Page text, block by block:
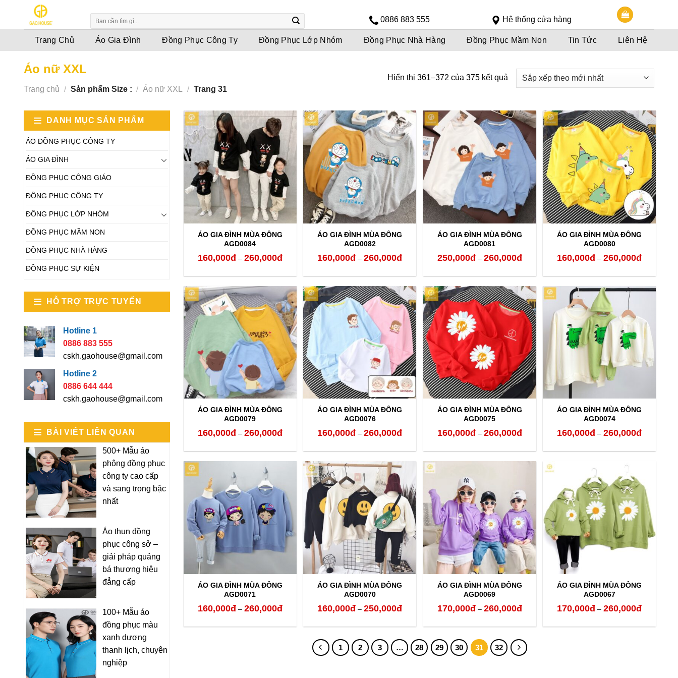
content
0886 883 555 Hệ thống cửa hàng
Trang Chủ Áo Gia Đình Đồng Phục Công Ty Đồng Phục Lớp Nhóm Đồng Phục Nhà Hàng Đồng Phục Mầm Non Tin Tức Liên Hệ
Áo nữ XXL
Trang chủ / Sản phẩm Size : / Áo nữ XXL / Trang 31
Hiển thị 361–372 của 375 kết quả
DANH MỤC SẢN PHẨM
ÁO ĐỒNG PHỤC CÔNG TY
ÁO GIA ĐÌNH
ĐỒNG PHỤC CÔNG GIÁO
ĐỒNG PHỤC CÔNG TY
ĐỒNG PHỤC LỚP NHÓM
ĐỒNG PHỤC MẦM NON
ĐỒNG PHỤC NHÀ HÀNG
ĐỒNG PHỤC SỰ KIỆN
HỖ TRỢ TRỰC TUYẾN
Hotline 1
0886 883 555
cskh.gaohouse@gmail.com
Hotline 2
0886 644 444
cskh.gaohouse@gmail.com
BÀI VIẾT LIÊN QUAN
500+ Mẫu áo
phông đồng phục
công ty cao cấp
và sang trọng bậc
nhất
Áo thun đồng
phục công sở –
giải pháp quảng
bá thương hiệu
đẳng cấp
100+ Mẫu áo
đồng phục màu
xanh dương
thanh lịch, chuyên
nghiệp
ÁO GIA ĐÌNH MÙA ĐÔNG
AGD0084
160,000đ – 260,000đKhoảng
từ
160,000đ
đến
260,000đ
ÁO GIA ĐÌNH MÙA ĐÔNG
AGD0082
160,000đ – 260,000đKhoảng
từ
160,000đ
đến
260,000đ
ÁO GIA ĐÌNH MÙA ĐÔNG
AGD0081
250,000đ – 260,000đKhoảng
từ
250,000đ
đến
260,000đ
ÁO GIA ĐÌNH MÙA ĐÔNG
AGD0080
160,000đ – 260,000đKhoảng
từ
đến
260,000đ
ÁO GIA ĐÌNH MÙA ĐÔNG
AGD0079
160,000đ – 260,000đKhoảng
từ
160,000đ
đến
260,000đ
ÁO GIA ĐÌNH MÙA ĐÔNG
AGD0076
160,000đ – 260,000đKhoảng
từ
đến
260,000đ
ÁO GIA ĐÌNH MÙA ĐÔNG
AGD0075
160,000đ – 260,000đKhoảng
từ
đến
260,000đ
ÁO GIA ĐÌNH MÙA ĐÔNG
AGD0074
160,000đ – 260,000đKhoảng
đến
260,000đ
ÁO GIA ĐÌNH MÙA ĐÔNG
AGD0071
160,000đ – 260,000đKhoảng
ÁO GIA ĐÌNH MÙA ĐÔNG
AGD0070
160,000đ – 250,000đKhoảng
từ
160,000đ
ÁO GIA ĐÌNH MÙA ĐÔNG
AGD0069
170,000đ – 260,000đKhoảng
từ
170,000đ
ÁO GIA ĐÌNH MÙA ĐÔNG
AGD0067
170,000đ – 260,000đKhoảng
1 2 3 … 28 29 30 31 32